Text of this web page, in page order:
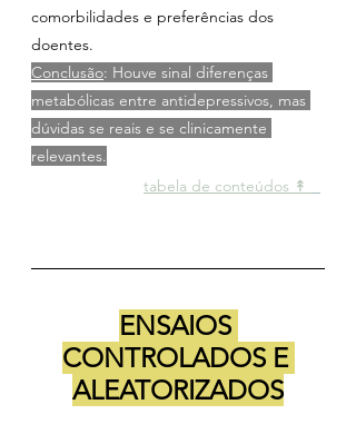
comorbilidades e preferências dos
doentes.
Conclusão: Houve sinal diferenças
metabólicas entre antidepressivos, mas
dúvidas se reais e se clinicamente
relevantes.
tabela de conteúdos ↟
ENSAIOS
CONTROLADOS E
ALEATORIZADOS